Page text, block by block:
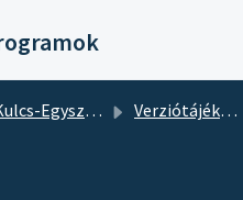
Egyszeres Verziótájékoztató